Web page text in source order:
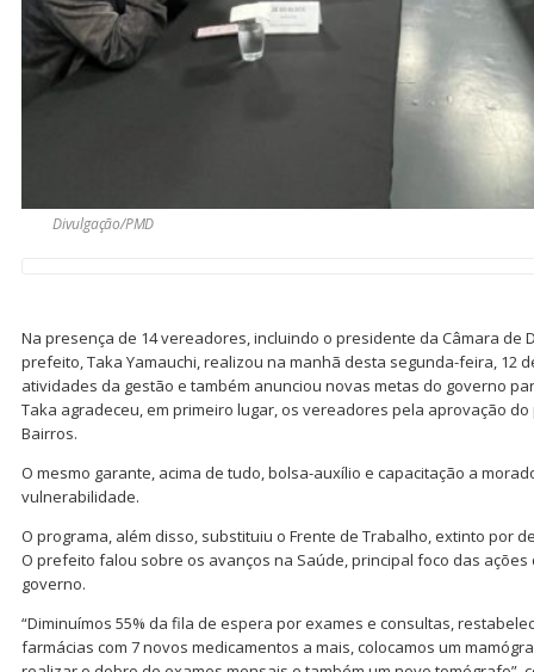
Divulgação/PMD
Na presença de 14 vereadores, incluindo o presidente da Câmara de
prefeito, Taka Yamauchi, realizou na manhã desta segunda-feira, 12
atividades da gestão e também anunciou novas metas do governo
Taka agradeceu, em primeiro lugar, os vereadores pela aprovação
Bairros.
O mesmo garante, acima de tudo, bolsa-auxílio e capacitação a
vulnerabilidade.
O programa, além disso, substituiu o Frente de Trabalho, extinto por
O prefeito falou sobre os avanços na Saúde, principal foco das ações
governo.
“Diminuímos 55% da fila de espera por exames e consultas,
farmácias com 7 novos medicamentos a mais, colocamos um